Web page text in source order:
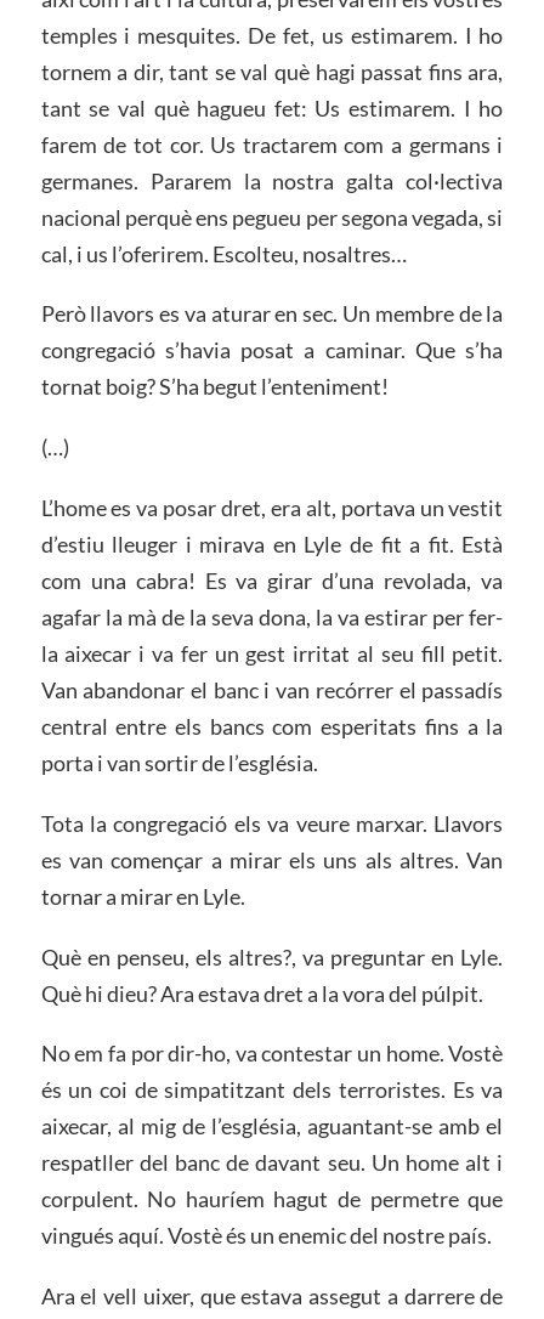
temples i mesquites. De fet, us estimarem. I ho
tornem a dir, tant se val què hagi passat fins ara,
tant se val què hagueu fet: Us estimarem. I ho
farem de tot cor. Us tractarem com a germans i
germanes. Pararem la nostra galta col·lectiva
nacional perquè ens pegueu per segona vegada, si
cal, i us l’oferirem. Escolteu, nosaltres…
Però llavors es va aturar en sec. Un membre de la
congregació s’havia posat a caminar. Que s’ha
tornat boig? S’ha begut l’enteniment!
(…)
L’home es va posar dret, era alt, portava un vestit
d’estiu lleuger i mirava en Lyle de fit a fit. Està
com una cabra! Es va girar d’una revolada, va
agafar la mà de la seva dona, la va estirar per fer-
la aixecar i va fer un gest irritat al seu fill petit.
Van abandonar el banc i van recórrer el passadís
central entre els bancs com esperitats fins a la
porta i van sortir de l’església.
Tota la congregació els va veure marxar. Llavors
es van començar a mirar els uns als altres. Van
tornar a mirar en Lyle.
Què en penseu, els altres?, va preguntar en Lyle.
Què hi dieu? Ara estava dret a la vora del púlpit.
No em fa por dir-ho, va contestar un home. Vostè
és un coi de simpatitzant dels terroristes. Es va
aixecar, al mig de l’església, aguantant-se amb el
respatller del banc de davant seu. Un home alt i
corpulent. No hauríem hagut de permetre que
vingués aquí. Vostè és un enemic del nostre país.
Ara el vell uixer, que estava assegut a darrere de